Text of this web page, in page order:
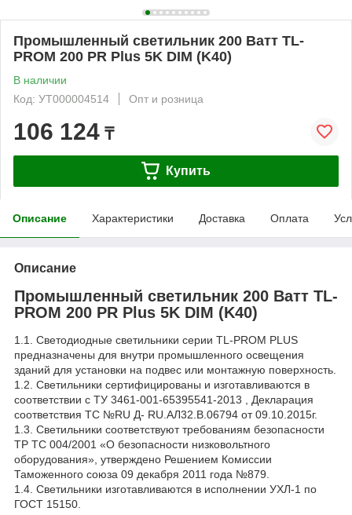
Промышленный светильник 200 Ватт TL-
PROM 200 PR Plus 5K DIM (K40)
В наличии
Код: УТ000004514
Опт и розница
106 124 ₸
Купить
Описание Характеристики Доставка Оплата
Описание
Промышленный светильник 200 Ватт TL-
PROM 200 PR Plus 5K DIM (K40)
1.1. Светодиодные светильники серии TL-PROM PLUS
предназначены для внутри промышленного освещения
зданий для установки на подвес или монтажную поверхность.
1.2. Светильники сертифицированы и изготавливаются в
соответствии с ТУ 3461-001-65395541-2013 , Декларация
соответствия ТС №RU Д- RU.АЛ32.В.06794 от 09.10.2015г.
1.3. Светильники соответствуют требованиям безопасности
ТР ТС 004/2001 «О безопасности низковольтного
оборудования», утверждено Решением Комиссии
Таможенного союза 09 декабря 2011 года №879.
1.4. Светильники изготавливаются в исполнении УХЛ-1 по
ГОСТ 15150.